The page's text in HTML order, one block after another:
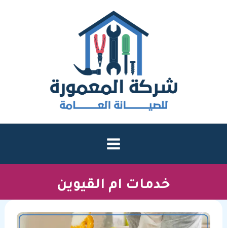
خدمات ام القيوين